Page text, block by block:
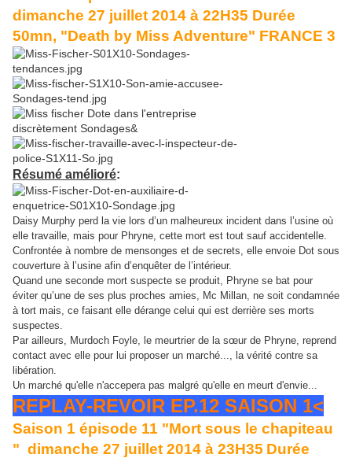
dimanche 27 juillet 2014 à 22H35 Durée
50mn, "Death by Miss Adventure" FRANCE 3
Résumé amélioré:
Daisy Murphy perd la vie lors d’un malheureux incident dans l’usine où
elle travaille, mais pour Phryne, cette mort est tout sauf accidentelle.
Confrontée à nombre de mensonges et de secrets, elle envoie Dot sous
couverture à l’usine afin d’enquêter de l’intérieur.
Quand une seconde mort suspecte se produit, Phryne se bat pour
éviter qu’une de ses plus proches amies, Mc Millan, ne soit condamnée
à tort mais, ce faisant elle dérange celui qui est derrière ses morts
suspectes.
Par ailleurs, Murdoch Foyle, le meurtrier de la sœur de Phryne, reprend
contact avec elle pour lui proposer un marché..., la vérité contre sa
libération.
Un marché qu'elle n'accepera pas malgré qu'elle en meurt d'envie...
REPLAY-REVOIR EP.12 SAISON 1<
Saison 1 épisode 11 "Mort sous le chapiteau
" dimanche 27 juillet 2014 à 23H35 Durée